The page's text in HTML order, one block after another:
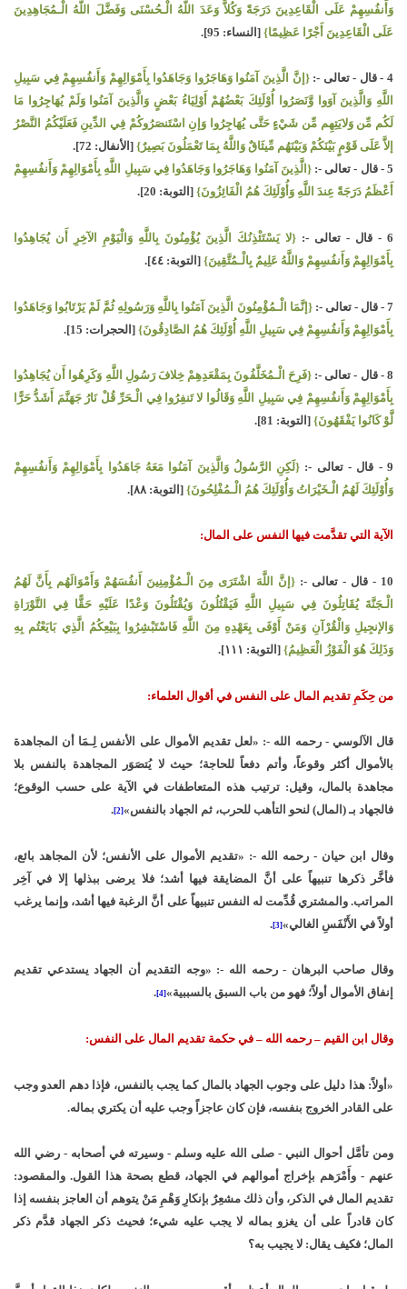
وَأَنفُسِهِمْ عَلَى الْقَاعِدِينَ دَرَجَةً وَكُلاًّ وَعَدَ اللَّهُ الْـحُسْنَى وَفَضَّلَ اللَّهُ الْـمُجَاهِدِينَ
عَلَى الْقَاعِدِينَ أَجْرًا عَظِيمًا} [النساء: 95].
4 - قال - تعالى -:
{إنَّ الَّذِينَ آمَنُوا وَهَاجَرُوا وَجَاهَدُوا بِأَمْوَالِهِمْ وَأَنفُسِهِمْ فِي سَبِيلِ
اللَّهِ وَالَّذِينَ آوَوا وَّنَصَرُوا أُوْلَئِكَ بَعْضُهُمْ أَوْلِيَاءُ بَعْضٍ وَالَّذِينَ آمَنُوا وَلَمْ يُهَاجِرُوا مَا
لَكُم مِّن وَلايَتِهِم مِّن شَيْءٍ حَتَّى يُهَاجِرُوا وَإنِ اسْتَنصَرُوكُمْ فِي الدِّينِ فَعَلَيْكُمُ النَّصْرُ
إلاَّ عَلَى قَوْمٍ بَيْنَكُمْ وَبَيْنَهُم مِّيثَاقٌ وَاللَّهُ بِمَا تَعْمَلُونَ بَصِيرٌ} [الأنفال: 72].
5 - قال - تعالى -:
{الَّذِينَ آمَنُوا وَهَاجَرُوا وَجَاهَدُوا فِي سَبِيلِ اللَّهِ بِأَمْوَالِهِمْ وَأَنفُسِهِمْ
أَعْظَمُ دَرَجَةً عِندَ اللَّهِ وَأُوْلَئِكَ هُمُ الْفَائِزُونَ} [التوبة: 20].
6 - قال - تعالى -:
{لا يَسْتَئْذِنُكَ الَّذِينَ يُؤْمِنُونَ بِاللَّهِ وَالْيَوْمِ الآخِرِ أَن يُجَاهِدُوا
بِأَمْوَالِهِمْ وَأَنفُسِهِمْ وَاللَّهُ عَلِيمٌ بِالْـمُتَّقِينَ} [التوبة: ٤٤].
7 - قال - تعالى -:
{إنَّمَا الْـمُؤْمِنُونَ الَّذِينَ آمَنُوا بِاللَّهِ وَرَسُولِهِ ثُمَّ لَمْ يَرْتَابُوا وَجَاهَدُوا
بِأَمْوَالِهِمْ وَأَنفُسِهِمْ فِي سَبِيلِ اللَّهِ أُوْلَئِكَ هُمُ الصَّادِقُونَ} [الحجرات: 15].
8 - قال - تعالى -:
{فَرِحَ الْـمُخَلَّفُونَ بِمَقْعَدِهِمْ خِلافَ رَسُولِ اللَّهِ وَكَرِهُوا أَن يُجَاهِدُوا
بِأَمْوَالِهِمْ وَأَنفُسِهِمْ فِي سَبِيلِ اللَّهِ وَقَالُوا لا تَنفِرُوا فِي الْـحَرِّ قُلْ نَارُ جَهَنَّمَ أَشَدُّ حَرًّا
لَّوْ كَانُوا يَفْقَهُونَ} [التوبة: 81].
9 - قال - تعالى -:
{لَكِنِ الرَّسُولُ وَالَّذِينَ آمَنُوا مَعَهُ جَاهَدُوا بِأَمْوَالِهِمْ وَأَنفُسِهِمْ
وَأُوْلَئِكَ لَهُمُ الْـخَيْرَاتُ وَأُوْلَئِكَ هُمُ الْـمُفْلِحُونَ} [التوبة: ٨٨].
الآية التي تقدَّمت فيها النفس على المال:
10 - قال - تعالى -:
{إنَّ اللَّهَ اشْتَرَى مِنَ الْـمُؤْمِنِينَ أَنفُسَهُمْ وَأَمْوَالَهُم بِأَنَّ لَهُمُ
الْـجَنَّةَ يُقَاتِلُونَ فِي سَبِيلِ اللَّهِ فَيَقْتُلُونَ وَيُقْتَلُونَ وَعْدًا عَلَيْهِ حَقًّا فِي التَّوْرَاةِ
وَالإنجِيلِ وَالْقُرْآنِ وَمَنْ أَوْفَى بِعَهْدِهِ مِنَ اللَّهِ فَاسْتَبْشِرُوا بِبَيْعِكُمُ الَّذِي بَايَعْتُم بِهِ
وَذَلِكَ هُوَ الْفَوْزُ الْعَظِيمُ} [التوبة: ١١١].
من حِكَمِ تقديم المال على النفس في أقوال العلماء:
قال الآلوسي - رحمه الله -: «لعل تقديم الأموال على الأنفس لِـمَا أن المجاهدة
بالأموال أكثر وقوعاً، وأتم دفعاً للحاجة؛ حيث لا يُتصَوَر المجاهدة بالنفس بلا
مجاهدة بالمال، وقيل: ترتيب هذه المتعاطفات في الآية على حسب الوقوع؛
فالجهاد بـ (المال) لنحو التأهب للحرب، ثم الجهاد بالنفس»[2]
.
وقال ابن حيان - رحمه الله -: «تقديم الأموال على الأنفس؛ لأن المجاهد بائع،
فأخَّر ذكرها تنبيهاً على أنَّ المضايقة فيها أشد؛ فلا يرضى ببذلها إلا في آخِر
المراتب. والمشتري قُدِّمت له النفس تنبيهاً على أنَّ الرغبة فيها أشد، وإنما يرغب
أولاً في الأَنْفَسِ الغالي»[3]
.
وقال صاحب البرهان - رحمه الله -: «وجه التقديم أن الجهاد يستدعي تقديم
إنفاق الأموال أولاً؛ فهو من باب السبق بالسببية»[4]
.
وقال ابن القيم – رحمه الله – في حكمة تقديم المال على النفس:
«أولاً: هذا دليل على وجوب الجهاد بالمال كما يجب بالنفس، فإذا دهم العدو وجب
على القادر الخروج بنفسه، فإن كان عاجزاً وجب عليه أن يكتري بماله.
ومن تأمَّل أحوال النبي - صلى الله عليه وسلم - وسيرته في أصحابه - رضي الله
عنهم - وأَمْرَهم بإخراج أموالهم في الجهاد، قطع بصحة هذا القول. والمقصود:
تقديم المال في الذكر، وأن ذلك مشعِرٌ بإنكارِ وَهْمِ مَنْ يتوهم أن العاجز بنفسه إذا
كان قادراً على أن يغزو بماله لا يجب عليه شيء؛ فحيث ذكر الجهاد قدَّم ذكر
المال؛ فكيف يقال: لا يجيب به؟